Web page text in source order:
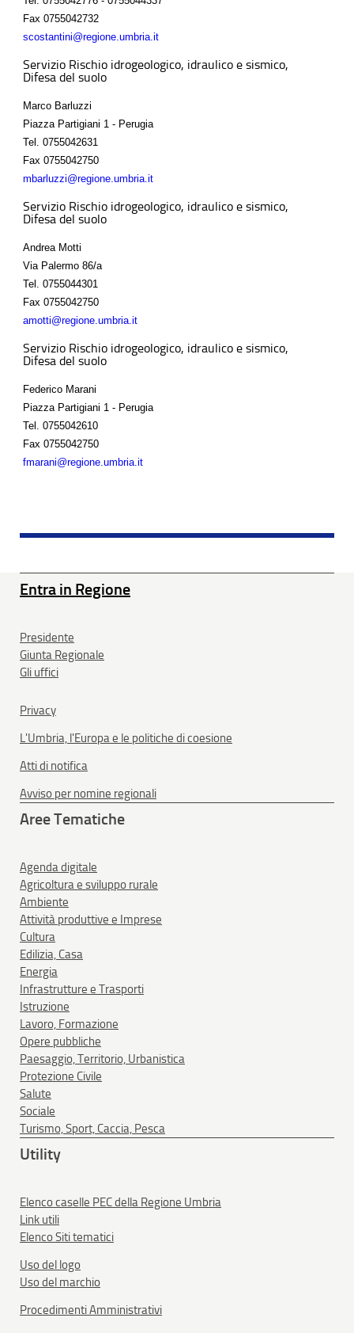
Fax 0755042732
scostantini@regione.umbria.it
Servizio Rischio idrogeologico, idraulico e sismico,
Difesa del suolo
Marco Barluzzi
Piazza Partigiani 1 - Perugia
Tel. 0755042631
Fax 0755042750
mbarluzzi@regione.umbria.it
Servizio Rischio idrogeologico, idraulico e sismico,
Difesa del suolo
Andrea Motti
Via Palermo 86/a
Tel. 0755044301
Fax 0755042750
amotti@regione.umbria.it
Servizio Rischio idrogeologico, idraulico e sismico,
Difesa del suolo
Federico Marani
Piazza Partigiani 1 - Perugia
Tel. 0755042610
Fax 0755042750
fmarani@regione.umbria.it
Entra in Regione
Presidente
Giunta Regionale
Gli uffici
Privacy
L'Umbria, l'Europa e le politiche di coesione
Atti di notifica
Avviso per nomine regionali
Aree Tematiche
Agenda digitale
Agricoltura e sviluppo rurale
Ambiente
Attività produttive e Imprese
Cultura
Edilizia, Casa
Energia
Infrastrutture e Trasporti
Istruzione
Lavoro, Formazione
Opere pubbliche
Paesaggio, Territorio, Urbanistica
Protezione Civile
Salute
Sociale
Turismo, Sport, Caccia, Pesca
Utility
Elenco caselle PEC della Regione Umbria
Link utili
Elenco Siti tematici
Uso del logo
Uso del marchio
Procedimenti Amministrativi